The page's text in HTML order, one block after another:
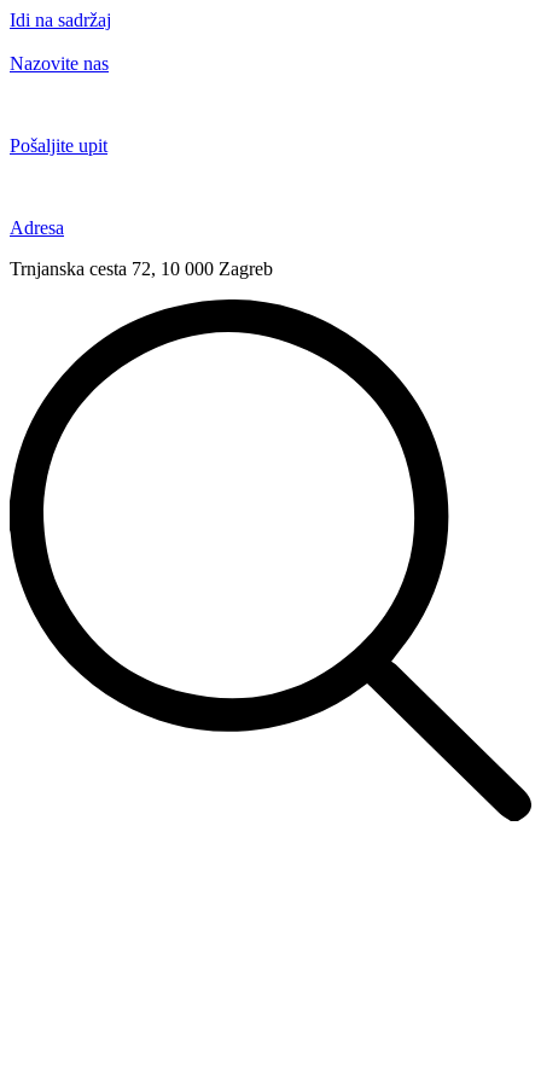
Idi na sadržaj
Nazovite nas
Pošaljite upit
Adresa
Trnjanska cesta 72, 10 000 Zagreb